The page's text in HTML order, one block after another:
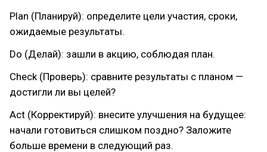
Plan (Планируй): определите цели участия, сроки,
ожидаемые результаты.
Do (Делай): зашли в акцию, соблюдая план.
Check (Проверь): сравните результаты с планом —
достигли ли вы целей?
Act (Корректируй): внесите улучшения на будущее:
начали готовиться слишком поздно? Заложите
больше времени в следующий раз.